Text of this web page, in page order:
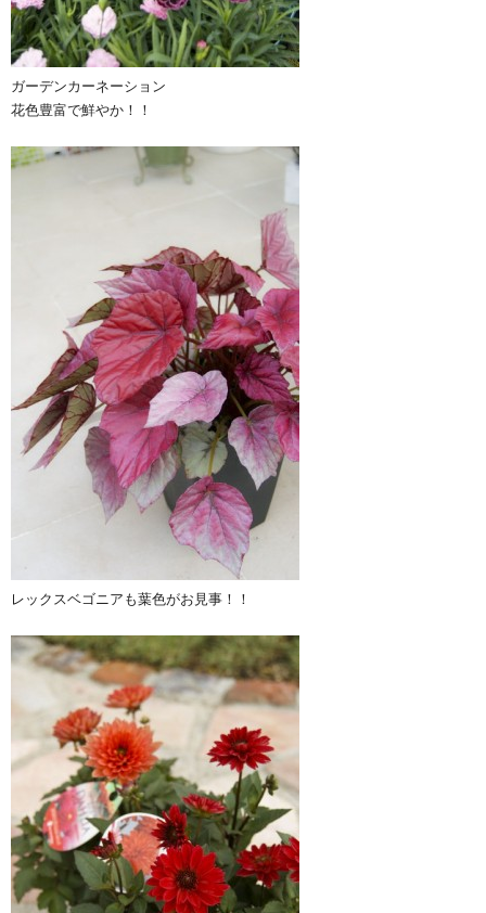
ガーデンカーネーション
花色豊富で鮮やか！！
レックスベゴニアも葉色がお見事！！